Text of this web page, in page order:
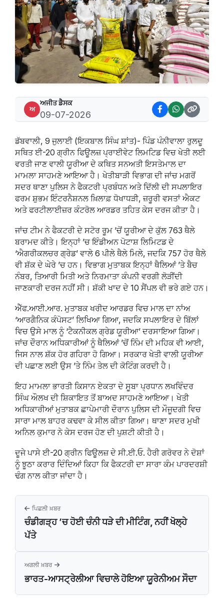
ਅ
ਅਜੀਤ ਡੈਸਕ
09-07-2026
ਡੱਬਵਾਲੀ, 9 ਜੁਲਾਈ (ਇਕਬਾਲ ਸਿੰਘ ਸ਼ਾਂਤ)- ਪਿੰਡ ਪੰਨੀਵਾਲਾ ਰੁਲਦੂ
ਸਥਿਤ ਈ-20 ਗ੍ਰੀਨ ਫਿਊਲਜ਼ ਪ੍ਰਾਈਵੇਟ ਲਿਮਟਿਡ ਵਿਚ ਖੇਤੀ ਲਈ
ਵਰਤੀ ਜਾਣ ਵਾਲੀ ਯੂਰੀਆ ਦੇ ਕਥਿਤ ਸਨਅਤੀ ਇਸਤੇਮਾਲ ਦਾ
ਮਾਮਲਾ ਸਾਹਮਣੇ ਆਇਆ ਹੈ। ਖੇਤੀਬਾੜੀ ਵਿਭਾਗ ਦੀ ਜਾਂਚ ਮਗਰੋਂ
ਸਦਰ ਥਾਣਾ ਪੁਲਿਸ ਨੇ ਫੈਕਟਰੀ ਪ੍ਰਬੰਧਨ ਅਤੇ ਦਿੱਲੀ ਦੀ ਸਪਲਾਇਰ
ਫਰਮ ਸ਼ੁਭਮ ਇੰਟਰਨੈਸ਼ਨਲ ਖ਼ਿਲਾਫ਼ ਧੋਖਾਧੜੀ, ਜ਼ਰੂਰੀ ਵਸਤਾਂ ਐਕਟ
ਅਤੇ ਫਰਟੀਲਾਈਜ਼ਰ ਕੰਟਰੋਲ ਆਰਡਰ ਤਹਿਤ ਕੇਸ ਦਰਜ ਕੀਤਾ ਹੈ।
ਜਾਂਚ ਟੀਮ ਨੇ ਫੈਕਟਰੀ ਦੇ ਸਟੋਰ ਰੂਮ ’ਚੋਂ ਯੂਰੀਆ ਦੇ ਕੁੱਲ 763 ਥੈਲੇ
ਬਰਾਮਦ ਕੀਤੇ। ਇਨ੍ਹਾਂ ’ਚ ਇੰਡੀਅਨ ਪੋਟਾਸ਼ ਲਿਮਿਟਡ ਦੇ
‘ਐਗਰੀਕਲਚਰ ਗ੍ਰੇਡ’ ਵਾਲੇ 6 ਪੀਲੇ ਥੈਲੇ ਮਿਲੇ, ਜਦਕਿ 757 ਹੋਰ ਥੈਲੇ
ਵੀ ਸ਼ੱਕ ਦੇ ਘੇਰੇ ’ਚ ਹਨ। ਵਿਭਾਗ ਮੁਤਾਬਕ ਇਨ੍ਹਾਂ ਥੈਲਿਆਂ ’ਤੇ ਬੈਚ
ਨੰਬਰ, ਤਿਆਰੀ ਮਿਤੀ ਅਤੇ ਨਿਰਮਾਤਾ ਕੰਪਨੀ ਵਰਗੀ ਲੋੜੀਂਦੀ
ਜਾਣਕਾਰੀ ਦਰਜ ਨਹੀਂ ਸੀ। ਸ਼ੱਕੀ ਖਾਦ ਦੇ 10 ਸੈਂਪਲ ਵੀ ਭਰੇ ਗਏ ਹਨ।
ਐੱਫ.ਆਈ.ਆਰ. ਮੁਤਾਬਕ ਖਰੀਦ ਆਰਡਰ ਵਿਚ ਮਾਲ ਦਾ ਨਾਂਅ
‘ਆਰਗੈਨਿਕ ਕੰਪੋਸਟ’ ਲਿਖਿਆ ਗਿਆ, ਜਦਕਿ ਸਪਲਾਇਰ ਦੇ ਬਿੱਲਾਂ
ਵਿਚ ਉਸੇ ਮਾਲ ਨੂੰ ‘ਟੈਕਨੀਕਲ ਗ੍ਰੇਡ ਯੂਰੀਆ’ ਦਰਸਾਇਆ ਗਿਆ।
ਜਾਂਚ ਦੌਰਾਨ ਅਧਿਕਾਰੀਆਂ ਨੂੰ ਥੈਲਿਆਂ ’ਚੋਂ ਨਿੰਮ ਦੀ ਮਹਿਕ ਵੀ ਆਈ,
ਜਿਸ ਨਾਲ ਸ਼ੱਕ ਹੋਰ ਗਹਿਰਾ ਹੋ ਗਿਆ। ਸਰਕਾਰ ਖੇਤੀ ਵਾਲੀ ਯੂਰੀਆ
ਦੀ ਪਛਾਣ ਲਈ ਉਸ ’ਤੇ ਨਿੰਮ ਤੇਲ ਦੀ ਕੋਟਿੰਗ ਕਰਦੀ ਹੈ।
ਇਹ ਮਾਮਲਾ ਭਾਰਤੀ ਕਿਸਾਨ ਏਕਤਾ ਦੇ ਸੂਬਾ ਪ੍ਰਧਾਨ ਲਖਵਿੰਦਰ
ਸਿੰਘ ਔਲਖ ਦੀ ਸ਼ਿਕਾਇਤ ਤੋਂ ਬਾਅਦ ਸਾਹਮਣੇ ਆਇਆ। ਖੇਤੀ
ਅਧਿਕਾਰੀਆਂ ਮੁਤਾਬਕ ਛਾਪੇਮਾਰੀ ਦੌਰਾਨ ਪੁਲਿਸ ਦੀ ਮੌਜੂਦਗੀ ਵਿਚ
ਸਾਰਾ ਮਾਲ ਬਾਹਰ ਕਢਵਾ ਕੇ ਸੀਲ ਕੀਤਾ ਗਿਆ। ਥਾਣਾ ਸਦਰ ਮੁਖੀ
ਅਨਿਲ ਕੁਮਾਰ ਨੇ ਕੇਸ ਦਰਜ ਹੋਣ ਦੀ ਪੁਸ਼ਟੀ ਕੀਤੀ ਹੈ।
ਦੂਜੇ ਪਾਸੇ ਈ-20 ਗ੍ਰੀਨ ਫਿਊਲਜ਼ ਦੇ ਸੀ.ਈ.ਓ. ਹੈਰੀ ਗਰੋਵਰ ਨੇ ਦੋਸ਼ਾਂ
ਨੂੰ ਝੂਠਾ ਕਰਾਰ ਦਿੰਦਿਆਂ ਕਿਹਾ ਕਿ ਫੈਕਟਰੀ ਦਾ ਸਾਰਾ ਕੰਮ ਪਾਰਦਰਸ਼ੀ
ਢੰਗ ਨਾਲ ਕੀਤਾ ਜਾਂਦਾ ਹੈ।
ਪਿਛਲੀ ਖ਼ਬਰ
ਚੰਡੀਗੜ੍ਹ ’ਚ ਹੋਈ ਚੰਨੀ ਧੜੇ ਦੀ ਮੀਟਿੰਗ, ਨਹੀਂ ਖੋਲ੍ਹੇ
ਪੱਤੇ
ਅਗਲੀ ਖ਼ਬਰ
ਭਾਰਤ-ਆਸਟ੍ਰੇਲੀਆ ਵਿਚਾਲੇ ਹੋਇਆ ਯੂਰੇਨੀਅਮ ਸੌਦਾ